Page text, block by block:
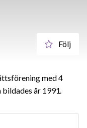
Följ
med 4
bildades år 1991